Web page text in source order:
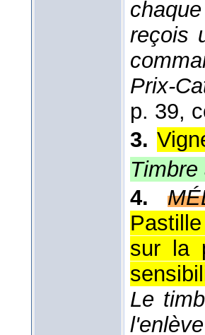
reçois
Prix-
p. 39,
3.
4.
sur la
Le